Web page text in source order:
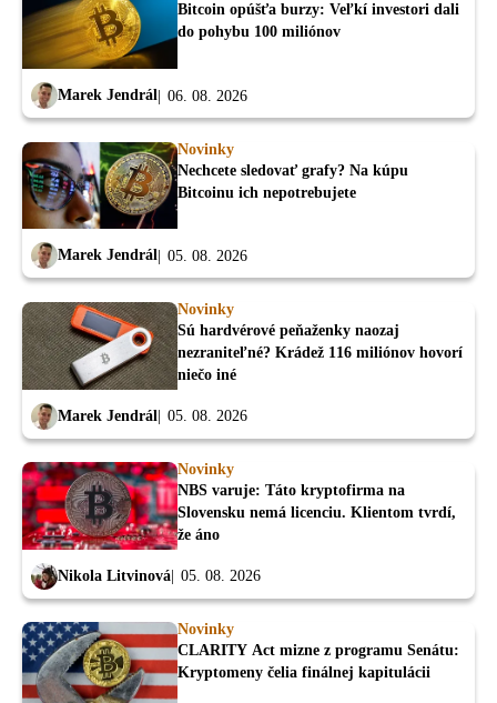
Bitcoin opúšťa burzy: Veľkí investori dali
do pohybu 100 miliónov
Marek Jendrál 06. 08. 2026
Novinky
Nechcete sledovať grafy? Na kúpu
Bitcoinu ich nepotrebujete
Marek Jendrál 05. 08. 2026
Novinky
Sú hardvérové peňaženky naozaj
nezraniteľné? Krádež 116 miliónov hovorí
niečo iné
Marek Jendrál 05. 08. 2026
Novinky
NBS varuje: Táto kryptofirma na
Slovensku nemá licenciu. Klientom tvrdí,
že áno
Nikola Litvinová 05. 08. 2026
Novinky
CLARITY Act mizne z programu Senátu:
Kryptomeny čelia finálnej kapitulácii